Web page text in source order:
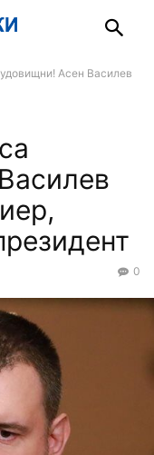
Асен Василев
0